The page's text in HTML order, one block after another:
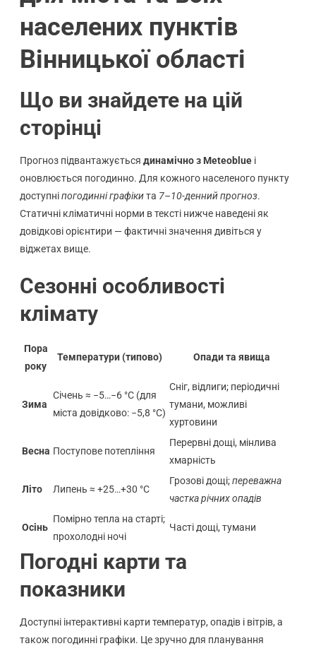
населених пунктів
Вінницької області
Що ви знайдете на цій
сторінці
Прогноз підвантажується динамічно з Meteoblueі
оновлюється погодинно. Для кожного населеного пункту
доступніпогодинні графікита 7–10-денний прогноз.
Статичні кліматичні норми в тексті нижче наведені як
довідкові орієнтири — фактичні значення дивіться у
віджетах вище.
Сезонні особливості
клімату
Пора
року
Температури (типово) Опади та явища
Зима
Січень ≈ −5…−6 °C (для
міста довідково: −5,8 °C)
Сніг, відлиги; періодичні
тумани, можливі
хуртовини
Весна Поступове потепління
Перервні дощі, мінлива
хмарність
Літо Липень ≈ +25…+30 °C
Грозові дощі;переважна
частка річних опадів
Осінь
Помірно тепла на старті;
прохолодні ночі
Часті дощі, тумани
Погодні карти та
показники
Доступні інтерактивні карти температур, опадів і вітрів, а
також погодинні графіки. Це зручно для планування